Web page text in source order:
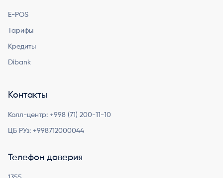
E-POS
Тарифы
Кредиты
Dibank
Контакты
Колл-центр: +998 (71) 200-11-10
ЦБ РУз: +998712000044
Телефон доверия